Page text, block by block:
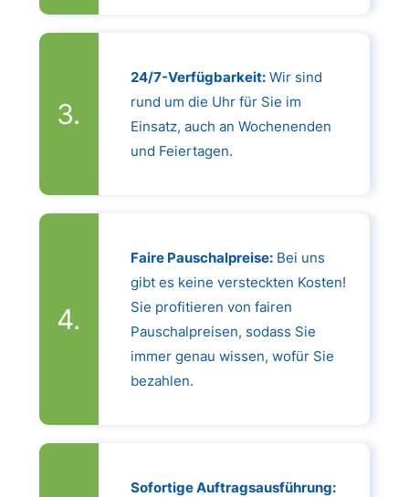
24/7-Verfügbarkeit:Wir sind
rund um die Uhr für Sie im
Einsatz, auch an Wochenenden
und Feiertagen.
Faire Pauschalpreise:Bei uns
gibt es keine versteckten Kosten!
Sie profitieren von fairen
Pauschalpreisen, sodass Sie
immer genau wissen, wofür Sie
bezahlen.
Sofortige Auftragsausführung: